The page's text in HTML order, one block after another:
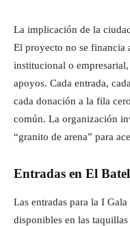
La implicación de la
El proyecto no se financia
institucional o
apoyos. Cada entrada,
cada donación a la fila
común. La organización
“granito de arena” para
Entradas en El
Las entradas para la I Gala
disponibles en las